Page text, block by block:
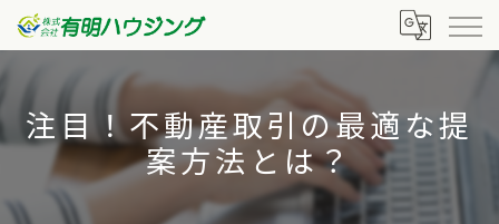
注目！不動産取引の最適な提
案方法とは？